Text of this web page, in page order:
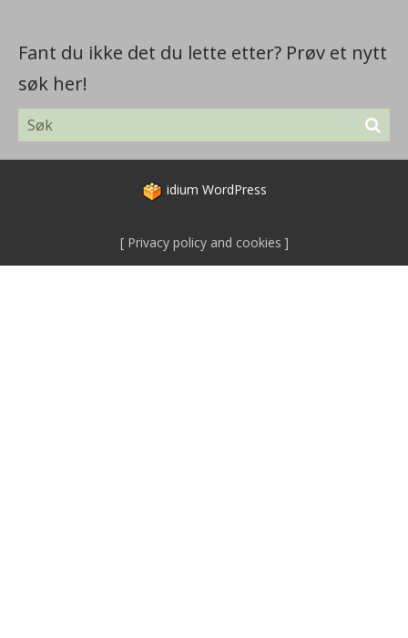
Fant du ikke det du lette etter? Prøv et nytt
søk her!
idium WordPress
Privacy policy and cookies